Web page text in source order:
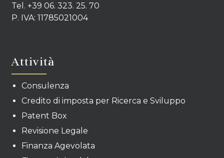
Tel. +39 06. 323. 25. 70
P. IVA: 11785021004
Attività
Consulenza
Credito di imposta per Ricerca e Sviluppo
Patent Box
Revisione Legale
Finanza Agevolata